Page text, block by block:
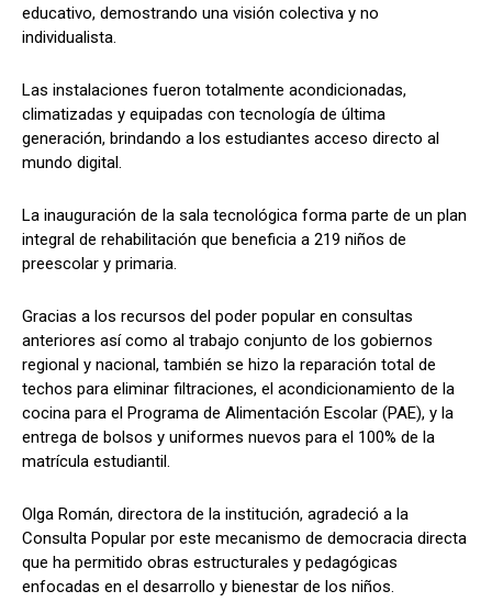
educativo, demostrando una visión colectiva y no
individualista.
Las instalaciones fueron totalmente acondicionadas,
climatizadas y equipadas con tecnología de última
generación, brindando a los estudiantes acceso directo al
mundo digital.
La inauguración de la sala tecnológica forma parte de un plan
integral de rehabilitación que beneficia a 219 niños de
preescolar y primaria.
Gracias a los recursos del poder popular en consultas
anteriores así como al trabajo conjunto de los gobiernos
regional y nacional, también se hizo la reparación total de
techos para eliminar filtraciones, el acondicionamiento de la
cocina para el Programa de Alimentación Escolar (PAE), y la
entrega de bolsos y uniformes nuevos para el 100% de la
matrícula estudiantil.
Olga Román, directora de la institución, agradeció a la
Consulta Popular por este mecanismo de democracia directa
que ha permitido obras estructurales y pedagógicas
enfocadas en el desarrollo y bienestar de los niños.